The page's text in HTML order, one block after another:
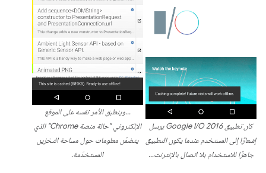
كان تطبيق Google I/O 2016 يرسل
إشعارًا إلى المستخدم عندما يكون التطبيق
جاهزًا للاستخدام بلا اتصال بالإنترنت…
…وينطبق الأمر نفسه على الموقع
الإلكتروني "حالة منصة Chrome" الذي
يتضمّن معلومات حول مساحة التخزين
المستخدَمة.